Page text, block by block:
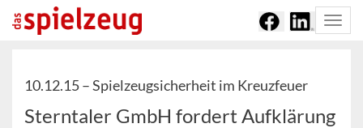
10.12.15 –Spielzeugsicherheit im Kreuzfeuer
Sterntaler GmbH fordert Aufklärung